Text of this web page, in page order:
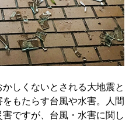
しくないとされる大地震と
もたらす台風や水害。人間
ですが、台風・水害に関し